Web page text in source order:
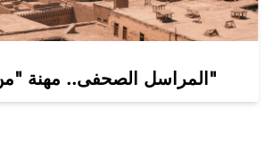
المراسل الصحفى.. مهنة "من قلب الحدث"